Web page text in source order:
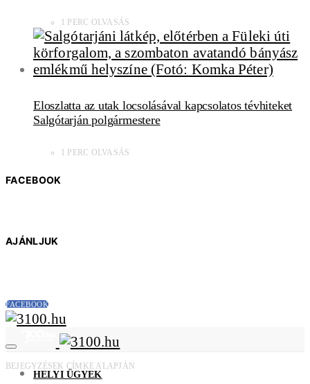
1 PERC OLVASÁS
Eloszlatta az utak locsolásával kapcsolatos tévhiteket
Salgótarján polgármestere
1 PERC OLVASÁS
FACEBOOK
AJÁNLJUK
FACEBOOK
HELYI ÜGYEK
BEJEGYZÉSEK CÍMKE ALAPJÁN